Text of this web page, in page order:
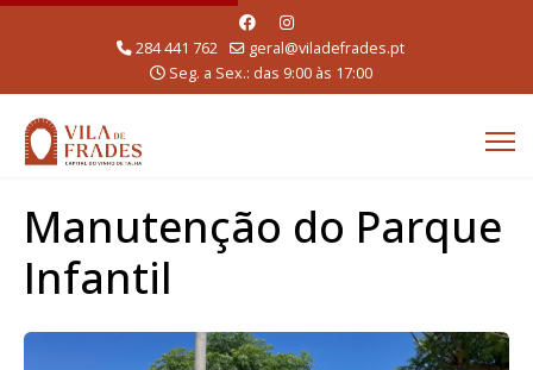
284 441 762
geral@viladefrades.pt
Seg. a Sex.: das 9:00 às 17:00
Manutenção do Parque
Infantil